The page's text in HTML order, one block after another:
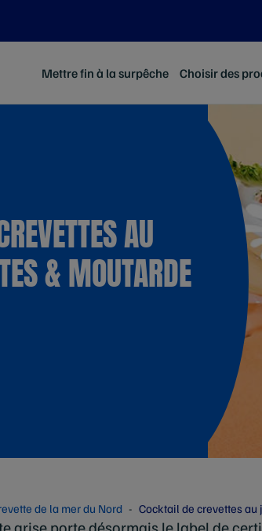
Mettre fin à la surpêche Choisir des
AU
& MOUTARDE
de la mer du Nord Cocktail de crevettes au